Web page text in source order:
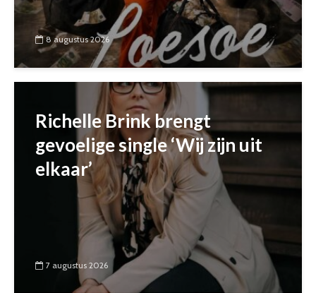
8 augustus 2026
Richelle Brink brengt
gevoelige single ‘Wij zijn uit
elkaar’
7 augustus 2026